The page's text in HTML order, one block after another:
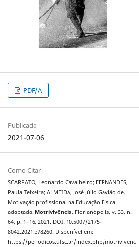
PDF/A
Publicado
2021-07-06
Como Citar
SCARPATO, Leonardo Cavalheiro; FERNANDES,
Paula Teixeira; ALMEIDA, José Júlio Gavião de.
Motivação profissional na Educação Física
adaptada. Motrivivência, Florianópolis, v. 33, n.
64, p. 1–16, 2021. DOI: 10.5007/2175-
8042.2021.e78260. Disponível em:
https://periodicos.ufsc.br/index.php/motrivivenc